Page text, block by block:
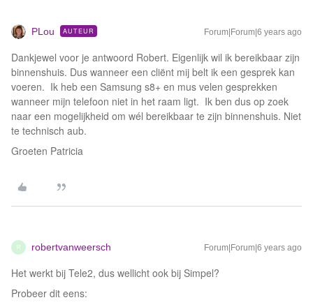
PLou AUTEUR Forum|Forum|6 years ago
Dankjewel voor je antwoord Robert. Eigenlijk wil ik bereikbaar zijn
binnenshuis. Dus wanneer een cliënt mij belt ik een gesprek kan
voeren. Ik heb een Samsung s8+ en mus velen gesprekken
wanneer mijn telefoon niet in het raam ligt. Ik ben dus op zoek
naar een mogelijkheid om wél bereikbaar te zijn binnenshuis. Niet
te technisch aub.
Groeten Patricia
R robertvanweersch Forum|Forum|6 years ago
Het werkt bij Tele2, dus wellicht ook bij Simpel?
Probeer dit eens: